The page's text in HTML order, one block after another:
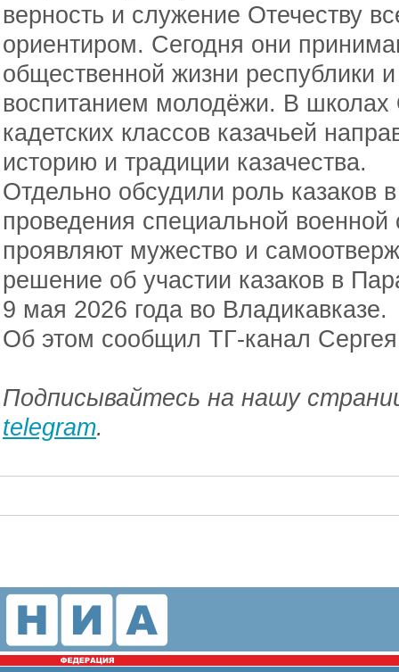
верность и служение Отечеству
ориентиром. Сегодня они
общественной жизни республики
воспитанием молодёжи. В школах
кадетских классов казачьей
историю и традиции казачества.
Отдельно обсудили роль казаков
проведения специальной
проявляют мужество и
решение об участии казаков в
9 мая 2026 года во Владикавказе.
Об этом сообщил ТГ-канал
Подписывайтесь на нашу
telegram.